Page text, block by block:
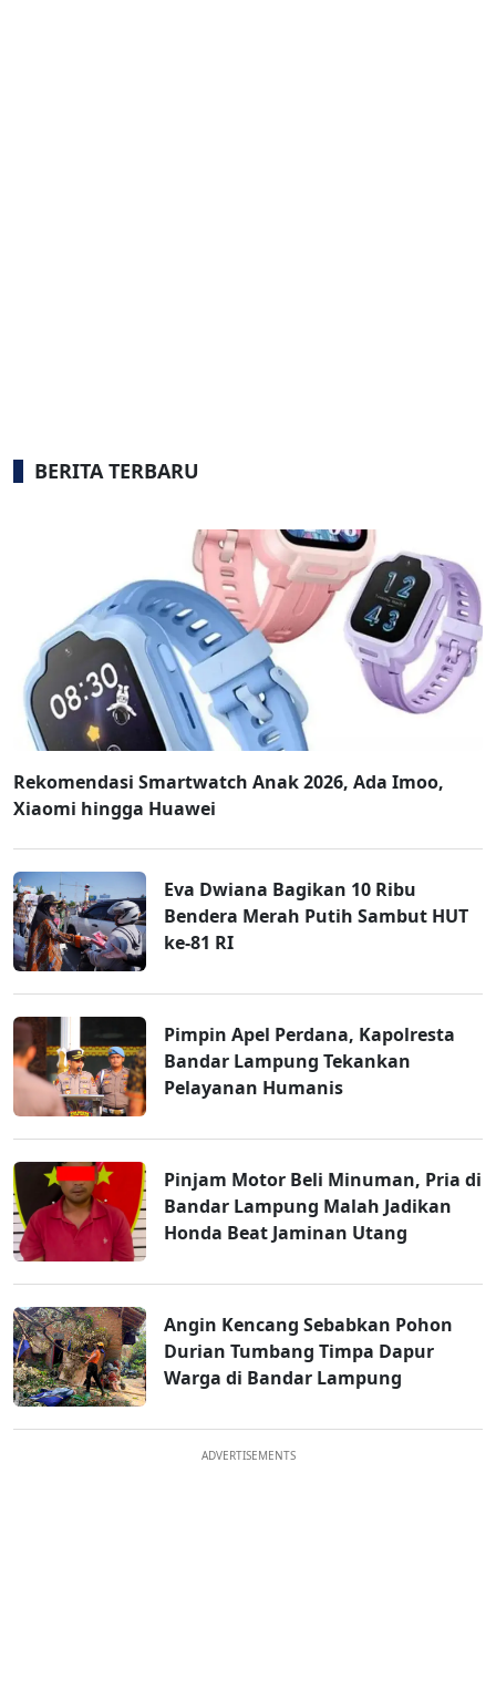
BERITA TERBARU
Rekomendasi Smartwatch Anak 2026, Ada Imoo,
Xiaomi hingga Huawei
Eva Dwiana Bagikan 10 Ribu
Bendera Merah Putih Sambut HUT
ke-81 RI
Pimpin Apel Perdana, Kapolresta
Bandar Lampung Tekankan
Pelayanan Humanis
Pinjam Motor Beli Minuman, Pria di
Bandar Lampung Malah Jadikan
Honda Beat Jaminan Utang
Angin Kencang Sebabkan Pohon
Durian Tumbang Timpa Dapur
Warga di Bandar Lampung
ADVERTISEMENTS